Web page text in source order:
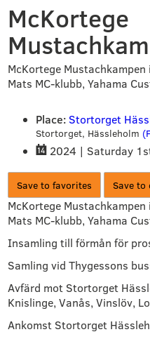
McKortege
McKortege
Mats MC-klubb, Yahama
Place: Stortorget
Stortorget, Hässleholm
2024 | Saturday
Save to favorites Save to
McKortege
Mats MC-klubb, Yahama
Insamling till förmån för
Samling vid Thygessons
Avfärd mot Stortorget
Knislinge, Vanås, Vinslöv,
Ankomst Stortorget